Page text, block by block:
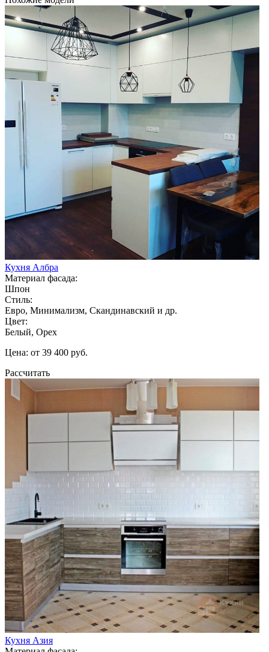
Кухня Албра
Материал фасада:
Шпон
Стиль:
Евро, Минимализм, Скандинавский и др.
Цвет:
Белый, Орех
Цена: от 39 400 руб.
Рассчитать
Кухня Азия